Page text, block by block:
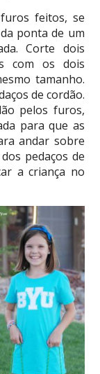
feitos, se
ponta de um
Corte dois
com os dois
tamanho.
de cordão.
pelos furos,
para que as
andar sobre
pedaços de
a criança no